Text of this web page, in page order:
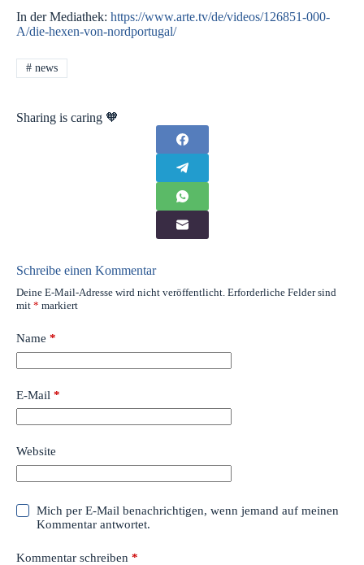
In der Mediathek: https://www.arte.tv/de/videos/126851-000-
A/die-hexen-von-nordportugal/
#news
Sharing is caring 🧡
Schreibe einen Kommentar
Deine E-Mail-Adresse wird nicht veröffentlicht. Erforderliche Felder sind
mit * markiert
Name *
E-Mail *
Website
Mich per E-Mail benachrichtigen, wenn jemand auf meinen
Kommentar antwortet.
Kommentar schreiben *